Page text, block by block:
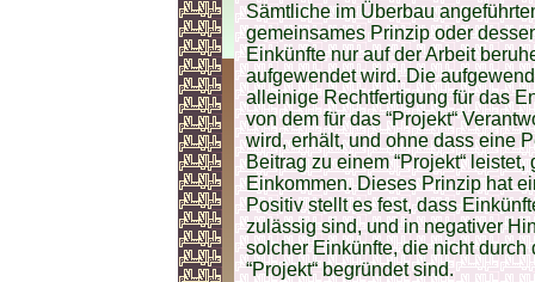
Sämtliche im Überbau
gemeinsames Prinzip oder
Einkünfte nur auf der Arbeit
aufgewendet wird. Die
alleinige Rechtfertigung für das
von dem für das “Projekt“
wird, erhält, und ohne dass eine
Beitrag zu einem “Projekt“
Einkommen. Dieses Prinzip hat
Positiv stellt es fest, dass
zulässig sind, und in negativer
solcher Einkünfte, die nicht
“Projekt“ begründet sind.